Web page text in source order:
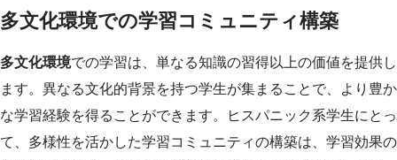
多文化環境での学習コミュニティ構築
多文化環境での学習は、単なる知識の習得以上の価値を提供し
ます。異なる文化的背景を持つ学生が集まることで、より豊か
な学習経験を得ることができます。ヒスパニック系学生にとっ
て、多様性を活かした学習コミュニティの構築は、学習効果の